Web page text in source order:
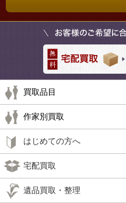
買取品目
作家別買取
はじめての方へ
宅配買取
遺品買取・整理